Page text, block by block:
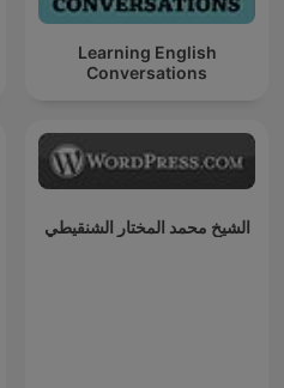
Learning English
Conversations
الشيخ محمد المختار الشنقيطي